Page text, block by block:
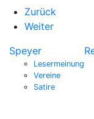
Zurück
Weiter
Speyer
Lesermeinung
Vereine
Satire